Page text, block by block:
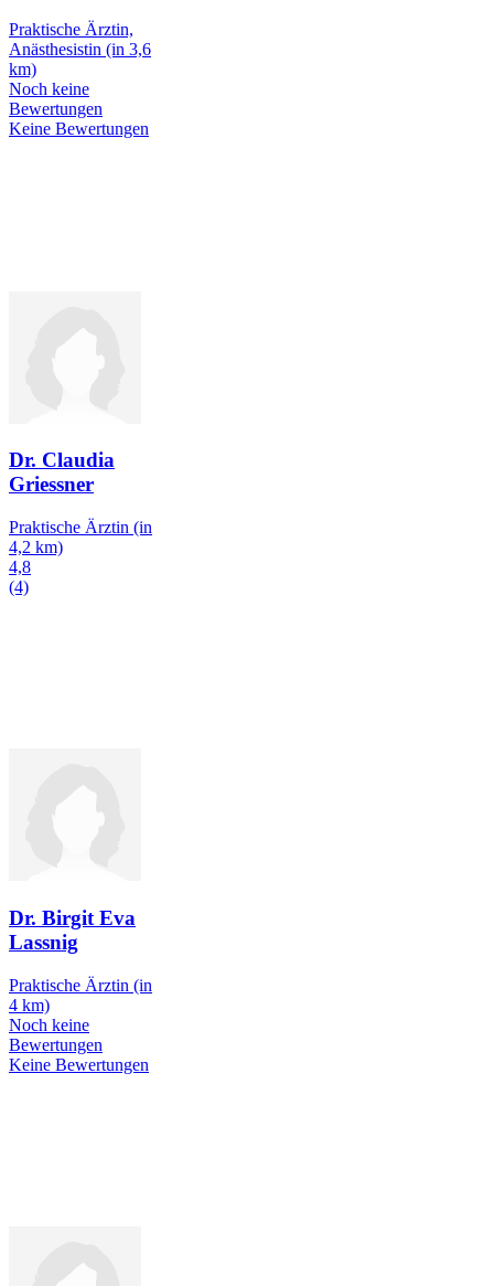
Praktische Ärztin,
Anästhesistin (in 3,6
km)
Noch keine
Bewertungen
Keine Bewertungen
Dr. Claudia
Griessner
Praktische Ärztin (in
4,2 km)
4,8
(4)
Dr. Birgit Eva
Lassnig
Praktische Ärztin (in
4 km)
Noch keine
Bewertungen
Keine Bewertungen